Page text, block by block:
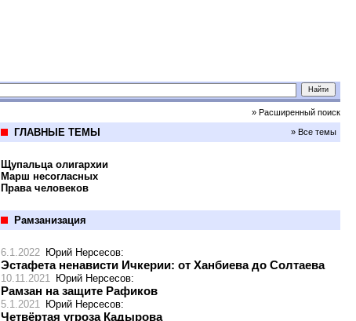
» Расширенный поиск
ГЛАВНЫЕ ТЕМЫ » Все темы
Щупальца олигархии
Марш несогласных
Права человеков
Рамзанизация
6.1.2022 Юрий Нерсесов:
Эстафета ненависти Ичкерии: от Ханбиева до Солтаева
10.11.2021 Юрий Нерсесов:
Рамзан на защите Рафиков
5.1.2021 Юрий Нерсесов:
Четвёртая угроза Кадырова